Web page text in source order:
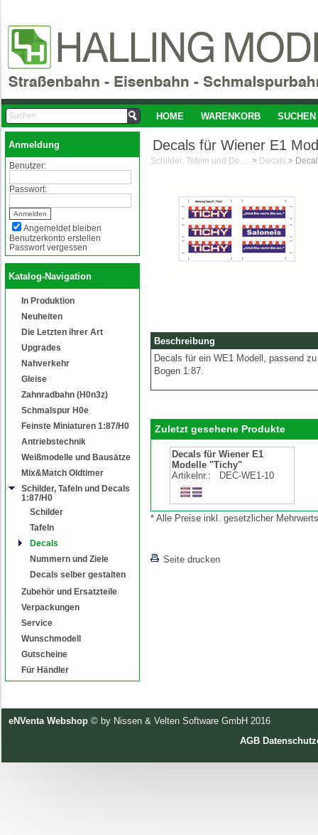
HOME WARENKORB SUCHEN
Anmeldung
Benutzer:
Passwort:
Angemeldet bleiben
Benutzerkonto erstellen
Passwort vergessen
Katalog-Navigation
In Produktion
Neuheiten
Die Letzten ihrer Art
Upgrades
Nahverkehr
Gleise
Zahnradbahn (H0n3z)
Schmalspur H0e
Feinste Miniaturen 1:87/H0
Antriebstechnik
Weißmodelle und Bausätze
Mix&Match Oldtimer
Schilder, Tafeln und Decals
1:87/H0
Schilder
Tafeln
Decals
Nummern und Ziele
Decals selber gestalten
Zubehör und Ersatzteile
Verpackungen
Service
Wunschmodell
Gutscheine
Für Händler
Decals für Wiener E1
Schilder, Tafeln und Decals 1:87/H0 > Decals >
Beschreibung
Decals für ein WE1 Modell, passend
Bogen 1:87.
Zuletzt gesehene Produkte
Decals für Wiener E1
Modelle "Tichy"
Artikelnr.:
DEC-WE1-10
* Alle Preise inkl. gesetzlicher
Seite drucken
eNVenta Webshop © by Nissen & Velten Software GmbH 2016
AGB